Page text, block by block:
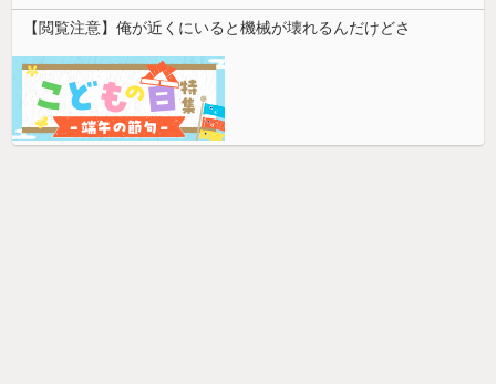
【閲覧注意】俺が近くにいると機械が壊れるんだけどさ